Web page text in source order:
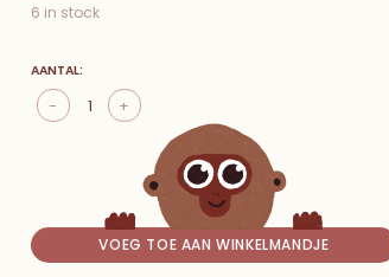
6 in stock
AANTAL:
+
-
VOEG TOE AAN WINKELMANDJE